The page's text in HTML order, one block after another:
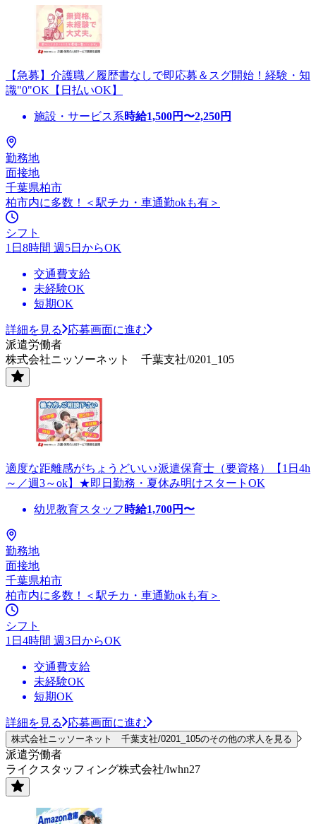
【急募】介護職／履歴書なしで即応募＆スグ開始！経験・知
識"0"OK【日払いOK】
施設・サービス系時給1,500円〜2,250円
勤務地
面接地
千葉県柏市
柏市内に多数！＜駅チカ・車通勤okも有＞
シフト
1日8時間 週5日からOK
交通費支給
未経験OK
短期OK
詳細を見る
応募画面に進む
派遣労働者
株式会社ニッソーネット 千葉支社/0201_105
適度な距離感がちょうどいい♪派遣保育士（要資格）【1日4h
～／週3～ok】★即日勤務・夏休み明けスタートOK
幼児教育スタッフ 時給1,700円〜
勤務地
面接地
千葉県柏市
柏市内に多数！＜駅チカ・車通勤okも有＞
シフト
1日4時間 週3日からOK
交通費支給
未経験OK
短期OK
詳細を見る 応募画面に進む
株式会社ニッソーネット 千葉支社/0201_105のその他の求人を見る
派遣労働者
ライクスタッフィング株式会社/lwhn27